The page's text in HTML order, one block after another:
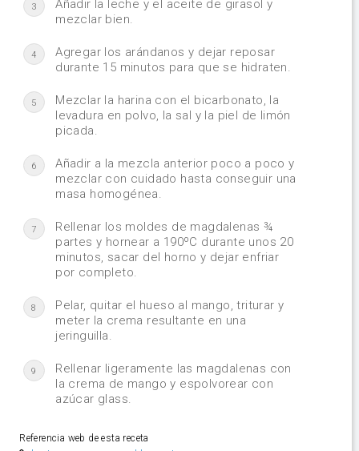
3
Añadir la leche y el aceite de girasol y
mezclar bien.
4
Agregar los arándanos y dejar reposar
durante 15 minutos para que se hidraten.
5
Mezclar la harina con el bicarbonato, la
levadura en polvo, la sal y la piel de limón
picada.
6
Añadir a la mezcla anterior poco a poco y
mezclar con cuidado hasta conseguir una
masa homogénea.
7
Rellenar los moldes de magdalenas ¾
partes y hornear a 190ºC durante unos 20
minutos, sacar del horno y dejar enfriar
por completo.
8
Pelar, quitar el hueso al mango, triturar y
meter la crema resultante en una
jeringuilla.
9
Rellenar ligeramente las magdalenas con
la crema de mango y espolvorear con
azúcar glass.
Referencia web de esta receta